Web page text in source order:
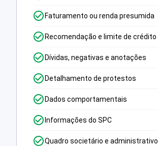
Faturamento ou renda presumida
Recomendação e limite de crédito
Dívidas, negativas e anotações
Detalhamento de protestos
Dados comportamentais
Informações do SPC
Quadro societário e administrativo